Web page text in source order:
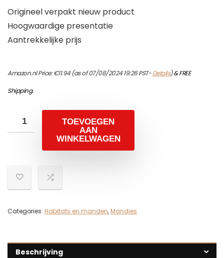
Origineel verpakt nieuw product
Hoogwaardige presentatie
Aantrekkelijke prijs
Amazon.nl Price:€11.94(as of 07/08/2024 19:26 PST-Details)&FREE
Shipping.
TOEVOEGEN
AAN
WINKELWAGEN
Categories: Habitats en manden, Mandjes
Beschrijving